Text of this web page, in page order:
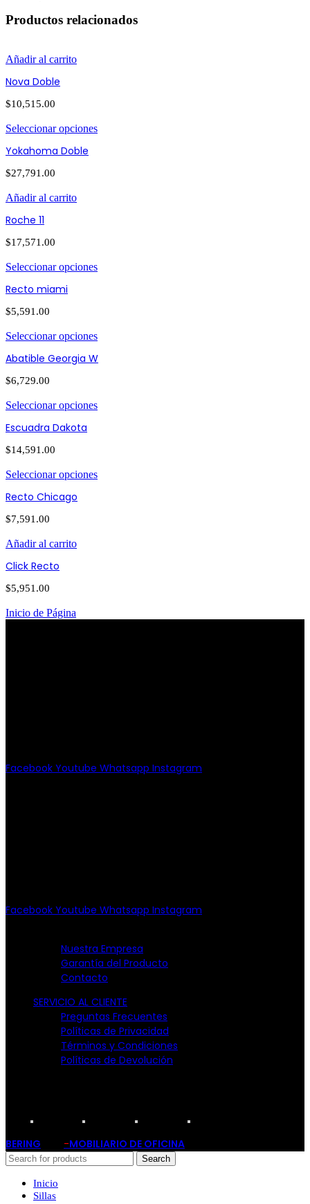
Productos relacionados
Añadir al carrito
Nova Doble
$10,515.00
Seleccionar opciones
Yokahoma Doble
$27,791.00
Añadir al carrito
Roche 11
$17,571.00
Seleccionar opciones
Recto miami
$5,591.00
Seleccionar opciones
Abatible Georgia W
$6,729.00
Seleccionar opciones
Escuadra Dakota
$14,591.00
Seleccionar opciones
Recto Chicago
$7,591.00
Añadir al carrito
Click Recto
$5,951.00
Inicio de Página
Facebook Youtube Whatsapp Instagram
Facebook Youtube Whatsapp Instagram
Nuestra Empresa
Garantía del Producto
Contacto
SERVICIO AL CLIENTE
Preguntas Frecuentes
Políticas de Privacidad
Términos y Condiciones
Políticas de Devolución
BERING -MOBILIARIO DE OFICINA
Search
Inicio
Sillas